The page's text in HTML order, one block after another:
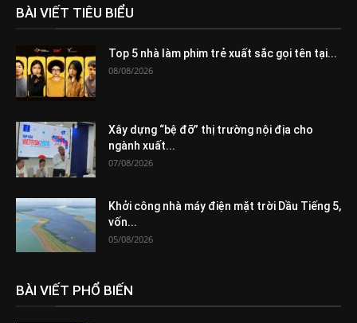
BÀI VIẾT TIÊU BIỂU
Top 5 nhà làm phim trẻ xuất sắc gọi tên tại...
08/08/2026
Xây dựng “bệ đỡ” thị trường nội địa cho
ngành xuất...
07/08/2026
Khởi công nhà máy điện mặt trời Dầu Tiếng 5,
vốn...
05/08/2026
BÀI VIẾT PHỔ BIẾN